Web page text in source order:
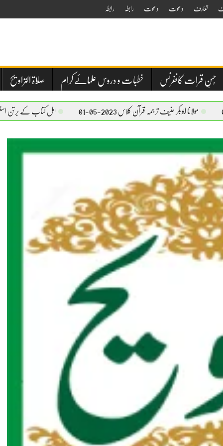
تعارف دعوت دعوت رابطہ رابطہ
حُسنِ قرات کانفرنس خطبات و دروس علمائے کرام صلاۃ التراویح
ابوبکر حنیف ترجمہ قرآن کلاس 2023-05-01 اہل کتاب کے برتن استعمال کرنے کا بیان